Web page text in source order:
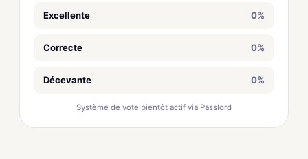
Excellente 0%
Correcte 0%
Décevante 0%
Système de vote bientôt actif via Passlord